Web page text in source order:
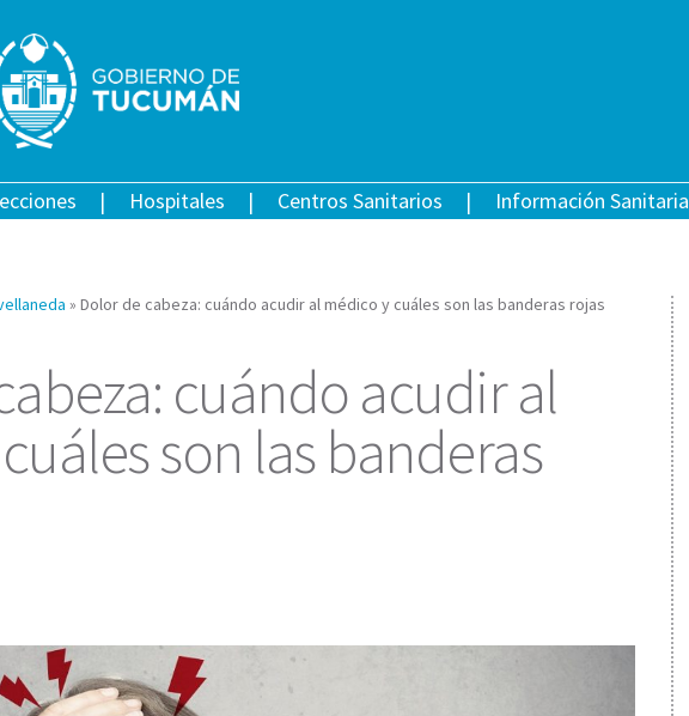
Hospitales Centros Sanitarios Información Sanitaria
» Dolor de cabeza: cuándo acudir al médico y cuáles son las banderas rojas
cuándo acudir al
son las banderas